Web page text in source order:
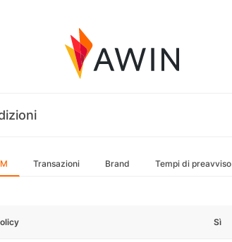
Transazioni Brand Tempi di preavviso
Sì